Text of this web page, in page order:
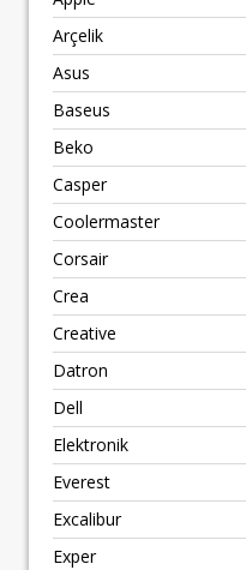
Arçelik
Asus
Baseus
Beko
Casper
Coolermaster
Corsair
Crea
Creative
Datron
Dell
Elektronik
Everest
Excalibur
Exper